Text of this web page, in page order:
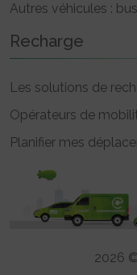
Autres véhicules :
Recharge
Les solutions de
Opérateurs de
Planifier mes
2026